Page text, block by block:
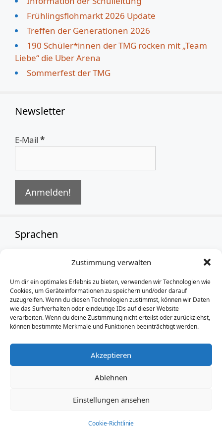
Zustimmung verwalten
Um dir ein optimales Erlebnis zu bieten, verwenden wir Technologien wie
Cookies, um Geräteinformationen zu speichern und/oder darauf
zuzugreifen. Wenn du diesen Technologien zustimmst, können wir Daten
wie das Surfverhalten oder eindeutige IDs auf dieser Website
verarbeiten. Wenn du deine Zustimmung nicht erteilst oder zurückziehst,
können bestimmte Merkmale und Funktionen beeinträchtigt werden.
Akzeptieren
Ablehnen
Einstellungen ansehen
Cookie-Richtlinie
Frühlingsflohmarkt 2026 Update
Treffen der Generationen 2026
190 Schüler*innen der TMG rocken mit „Team
Liebe“ die Uber Arena
Sommerfest der TMG
Newsletter
E-Mail *
Sprachen
Berlin © 2026